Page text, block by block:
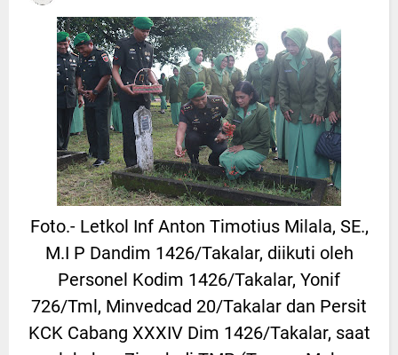
Foto.- Letkol Inf Anton Timotius Milala, SE.,
M.I P Dandim 1426/Takalar, diikuti oleh
Personel Kodim 1426/Takalar, Yonif
726/Tml, Minvedcad 20/Takalar dan Persit
KCK Cabang XXXIV Dim 1426/Takalar, saat